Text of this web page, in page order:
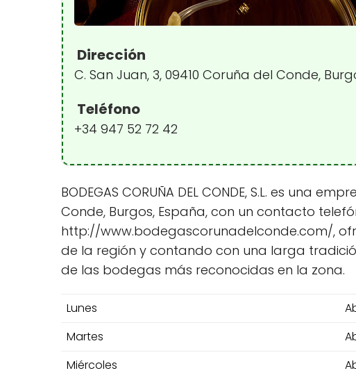
Dirección
C. San Juan, 3, 09410 Coruña del Conde,
Teléfono
+34 947 52 72 42
BODEGAS CORUÑA DEL CONDE, S.L. es una
Conde, Burgos, España, con un contacto
http://www.bodegascorunadelconde.com/,
de la región y contando con una larga
de las bodegas más reconocidas en la zona.
Lunes
Martes
Miércoles